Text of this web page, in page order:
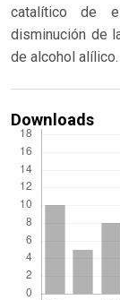
catalítico de
disminución de
de alcohol alílico.
Downloads